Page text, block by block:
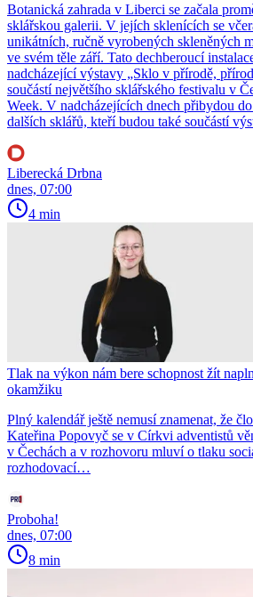
Botanická zahrada v Liberci se začala
sklářskou galerii. V jejích sklenících se
unikátních, ručně vyrobených skleněných
ve svém těle září. Tato dechberoucí
nadcházející výstavy „Sklo v přírodě,
součástí největšího sklářského festivalu v
Week. V nadcházejících dnech přibydou
dalších sklářů, kteří budou také součástí
Liberecká Drbna
dnes, 07:00
4 min
Tlak na výkon nám bere schopnost žít
okamžiku
Plný kalendář ještě nemusí znamenat, že
Kateřina Popovyč se v Církvi adventistů
v Čechách a v rozhovoru mluví o tlaku
rozhodovací…
Proboha!
dnes, 07:00
8 min